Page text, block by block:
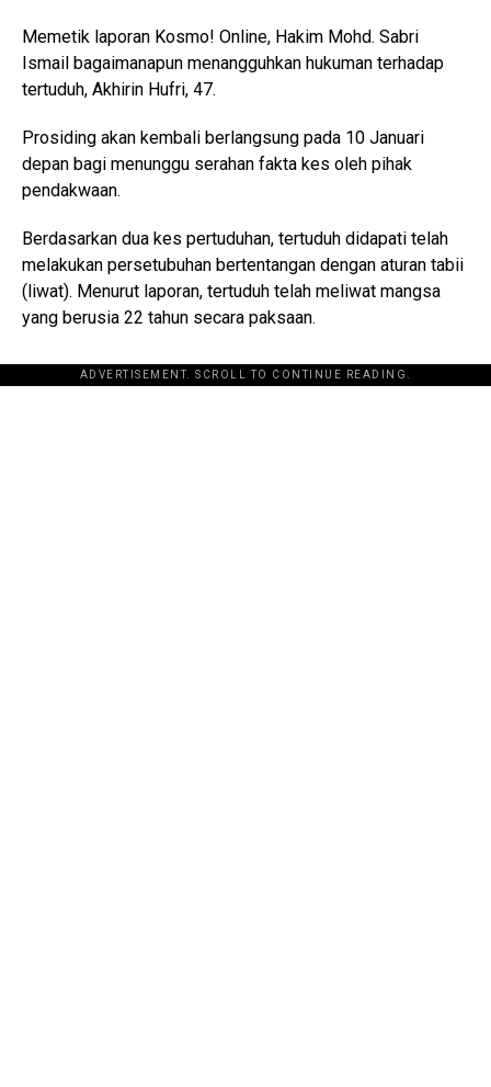
Memetik laporan Kosmo! Online, Hakim Mohd. Sabri
Ismail bagaimanapun menangguhkan hukuman terhadap
tertuduh, Akhirin Hufri, 47.
Prosiding akan kembali berlangsung pada 10 Januari
depan bagi menunggu serahan fakta kes oleh pihak
pendakwaan.
Berdasarkan dua kes pertuduhan, tertuduh didapati telah
melakukan persetubuhan bertentangan dengan aturan tabii
(liwat). Menurut laporan, tertuduh telah meliwat mangsa
yang berusia 22 tahun secara paksaan.
ADVERTISEMENT. SCROLL TO CONTINUE READING.